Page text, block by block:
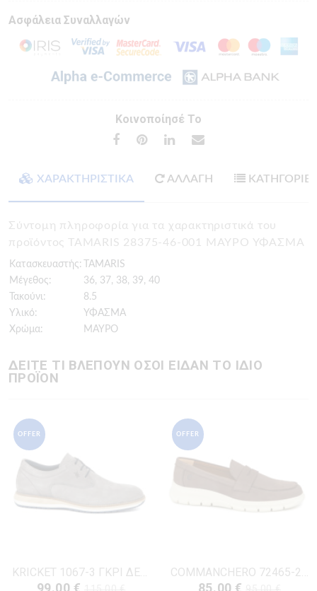
Ασφάλεια Συναλλαγών
Κοινοποίησέ Το
ΧΑΡΑΚΤΗΡΙΣΤΙΚΑ ΑΛΛΑΓΗ ΚΑΤΗΓΟΡΙΕΣ
Σύντομη πληροφορία για τα χαρακτηριστικά του
προϊόντος TAMARIS 28375-46-001 ΜΑΥΡΟ ΥΦΑΣΜΑ
Κατασκευαστής:
TAMARIS
Μέγεθος:
36, 37, 38, 39, 40
Τακούνι:
8.5
Υλικό:
ΥΦΑΣΜΑ
Χρώμα:
ΜΑΥΡΟ
ΔΕΙΤΕ ΤΙ ΒΛΕΠΟΥΝ ΟΣΟΙ ΕΙΔΑΝ ΤΟ ΙΔΙΟ
ΠΡΟΪΟΝ
OFFER
KRICKET 1067-3 ΓΚΡΙ ΔΕΡΜΑ-NUBUK
99.00 €
OFFER
COMMANCHERO 72465-222 ΚΑΦΕ ΔΕΡΜΑ-NUBUK
85.00 €